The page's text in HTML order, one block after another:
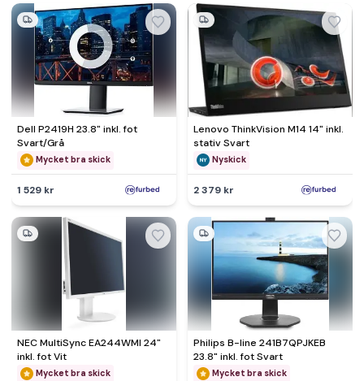
Dell P2419H 23.8" inkl. fot
Svart/Grå
Mycket bra skick
1 529 kr
Lenovo ThinkVision M14 14" inkl.
stativ Svart
Nyskick
2 379 kr
NEC MultiSync EA244WMI 24"
inkl. fot Vit
Mycket bra skick
Philips B-line 241B7QPJKEB
23.8" inkl. fot Svart
Mycket bra skick